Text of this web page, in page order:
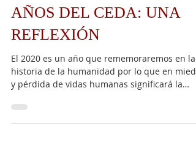
AÑOS DEL CEDA: UNA
REFLEXIÓN
El 2020 es un año que rememoraremos en la
historia de la humanidad por lo que en miedo
y pérdida de vidas humanas significará la